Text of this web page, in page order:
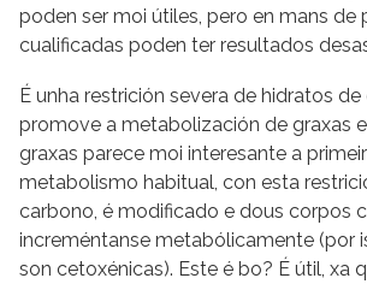
poden ser moi útiles, pero en mans de
cualificadas poden ter resultados
É unha restrición severa de hidratos
promove a metabolización de graxas
graxas parece moi interesante a
metabolismo habitual, con esta
carbono, é modificado e dous corpos
increméntanse metabólicamente (por
son cetoxénicas). Este é bo? É útil, xa